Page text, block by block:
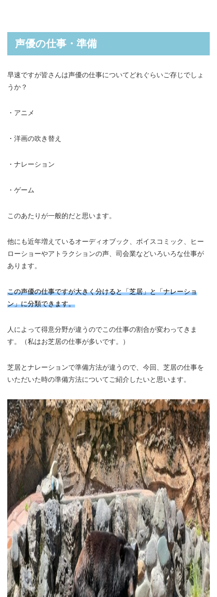
声優の仕事・準備
早速ですが皆さんは声優の仕事についてどれぐらいご存じでしょ
うか？
・アニメ
・洋画の吹き替え
・ナレーション
・ゲーム
このあたりが一般的だと思います。
他にも近年増えているオーディオブック、ボイスコミック、ヒー
ローショーやアトラクションの声、司会業などいろいろな仕事が
あります。
この声優の仕事ですが大きく分けると「芝居」と「ナレーショ
ン」に分類できます。
人によって得意分野が違うのでこの仕事の割合が変わってきま
す。（私はお芝居の仕事が多いです。）
芝居とナレーションで準備方法が違うので、今回、芝居の仕事を
いただいた時の準備方法についてご紹介したいと思います。